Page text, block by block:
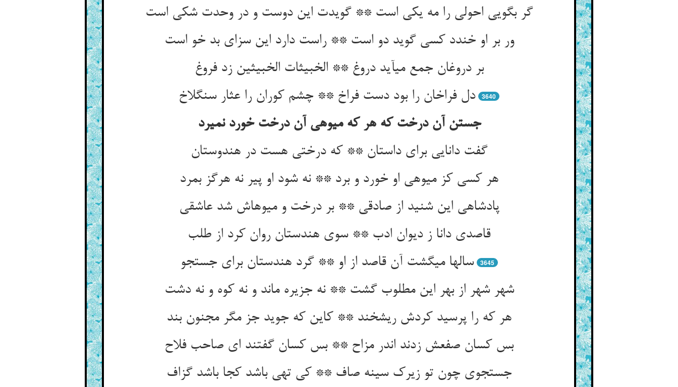
گر بگویی احولی را مه یکی است ** گویدت این دوست و در وحدت شکی است‏
ور بر او خندد کسی گوید دو است ** راست دارد این سزای بد خو است‏
بر دروغان جمع می‏آید دروغ ** الخبیثات الخبیثین زد فروغ‏
دل فراخان را بود دست فراخ ** چشم کوران را عثار سنگ‏لاخ‏
3640
جستن آن درخت که هر که میوه‏ی آن درخت خورد نمیرد
گفت دانایی برای داستان ** که درختی هست در هندوستان‏
هر کسی کز میوه‏ی او خورد و برد ** نه شود او پیر نه هرگز بمرد
پادشاهی این شنید از صادقی ** بر درخت و میوه‏اش شد عاشقی‏
قاصدی دانا ز دیوان ادب ** سوی هندستان روان کرد از طلب‏
سالها می‏گشت آن قاصد از او ** گرد هندستان برای جستجو
3645
شهر شهر از بهر این مطلوب گشت ** نه جزیره ماند و نه کوه و نه دشت‏
هر که را پرسید کردش ریشخند ** کاین که جوید جز مگر مجنون بند
بس کسان صفعش زدند اندر مزاح ** بس کسان گفتند ای صاحب فلاح‏
جستجوی چون تو زیرک سینه صاف ** کی تهی باشد کجا باشد گزاف‏